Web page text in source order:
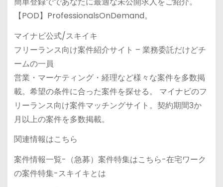
【POD】ProfessionalsOnDemand。
マイナビ公式/スキイキ
フリーランス向け案件紹介サイト – 業務委託だけどチ
ームの一員
営業・マーケティング・経理など様々な案件を多数掲
載。希望の条件に合った案件を探せる。 マイナビのフ
リーランス向け案件マッチングサイト。契約期間3か
月以上の案件を多数掲載。
関連情報はこちら
案件情報一覧-（急募）案件特集はこちら-在宅ワーク
の案件特集-スキイキとは